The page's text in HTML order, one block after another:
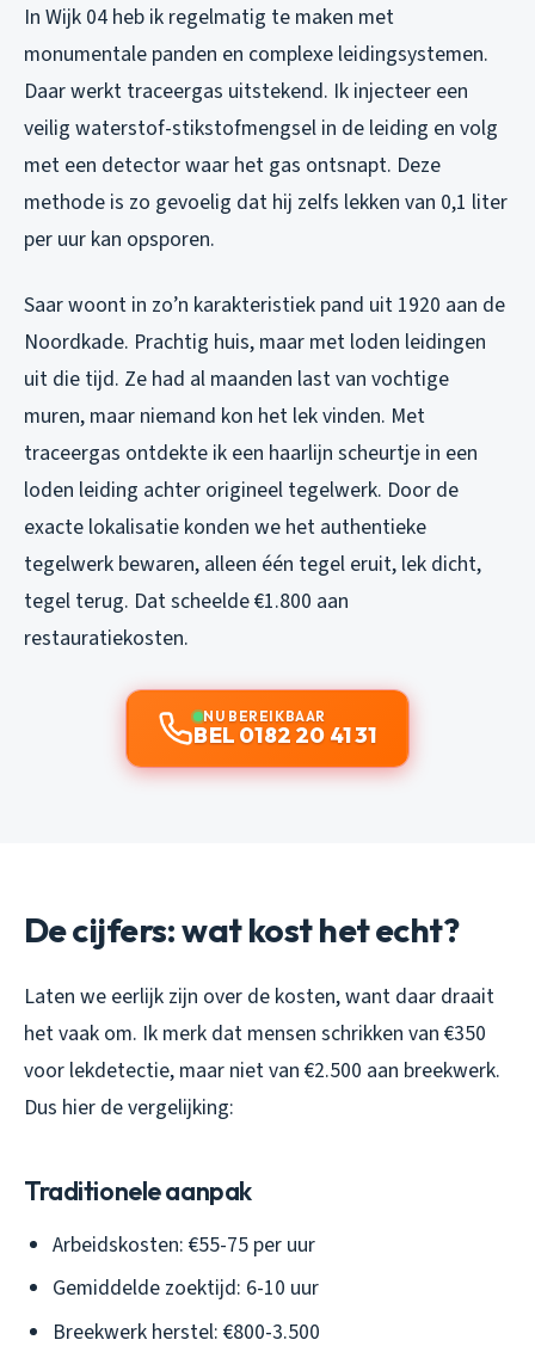
In Wijk 04 heb ik regelmatig te maken met
monumentale panden en complexe leidingsystemen.
Daar werkt traceergas uitstekend. Ik injecteer een
veilig waterstof-stikstofmengsel in de leiding en volg
met een detector waar het gas ontsnapt. Deze
methode is zo gevoelig dat hij zelfs lekken van 0,1 liter
per uur kan opsporen.
Saar woont in zo’n karakteristiek pand uit 1920 aan de
Noordkade. Prachtig huis, maar met loden leidingen
uit die tijd. Ze had al maanden last van vochtige
muren, maar niemand kon het lek vinden. Met
traceergas ontdekte ik een haarlijn scheurtje in een
loden leiding achter origineel tegelwerk. Door de
exacte lokalisatie konden we het authentieke
tegelwerk bewaren, alleen één tegel eruit, lek dicht,
tegel terug. Dat scheelde €1.800 aan
restauratiekosten.
NU BEREIKBAAR
BEL 0182 20 41 31
De cijfers: wat kost het echt?
Laten we eerlijk zijn over de kosten, want daar draait
het vaak om. Ik merk dat mensen schrikken van €350
voor lekdetectie, maar niet van €2.500 aan breekwerk.
Dus hier de vergelijking:
Traditionele aanpak
Arbeidskosten: €55-75 per uur
Gemiddelde zoektijd: 6-10 uur
Breekwerk herstel: €800-3.500